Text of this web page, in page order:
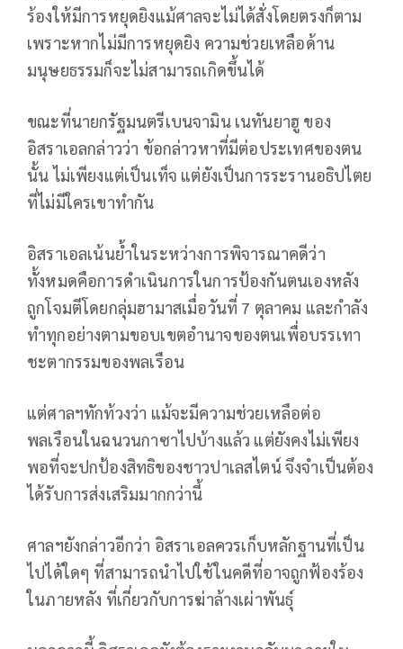
ร้องให้มีการหยุดยิงแม้ศาลจะไม่ได้สั่งโดยตรงก็ตาม
เพราะหากไม่มีการหยุดยิง ความช่วยเหลือด้าน
มนุษยธรรมก็จะไม่สามารถเกิดขึ้นได้
ขณะที่นายกรัฐมนตรีเบนจามิน เนทันยาฮู ของ
อิสราเอลกล่าวว่า ข้อกล่าวหาที่มีต่อประเทศของตน
นั้น ไม่เพียงแต่เป็นเท็จ แต่ยังเป็นการระรานอธิปไตย
ที่ไม่มีใครเขาทำกัน
อิสราเอลเน้นย้ำในระหว่างการพิจารณาคดีว่า
ทั้งหมดคือการดำเนินการในการป้องกันตนเองหลัง
ถูกโจมตีโดยกลุ่มฮามาสเมื่อวันที่ 7 ตุลาคม และกำลัง
ทำทุกอย่างตามขอบเขตอำนาจของตนเพื่อบรรเทา
ชะตากรรมของพลเรือน
แต่ศาลฯทักท้วงว่า แม้จะมีความช่วยเหลือต่อ
พลเรือนในฉนวนกาซาไปบ้างแล้ว แต่ยังคงไม่เพียง
พอที่จะปกป้องสิทธิของชาวปาเลสไตน์ จึงจำเป็นต้อง
ได้รับการส่งเสริมมากกว่านี้
ศาลฯยังกล่าวอีกว่า อิสราเอลควรเก็บหลักฐานที่เป็น
ไปได้ใดๆ ที่สามารถนำไปใช้ในคดีที่อาจถูกฟ้องร้อง
ในภายหลัง ที่เกี่ยวกับการฆ่าล้างเผ่าพันธุ์